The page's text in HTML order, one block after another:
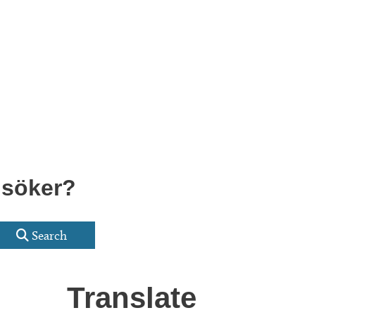
Search
Translate